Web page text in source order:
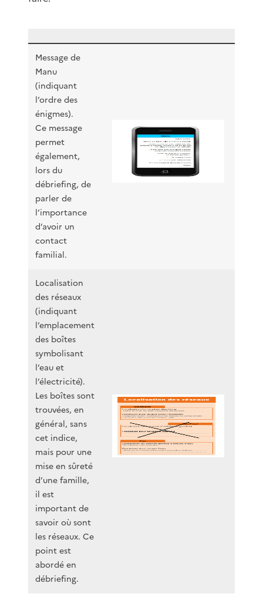
Message de
Manu
(indiquant
l’ordre des
énigmes).
Ce message
permet
également,
lors du
débriefing, de
parler de
l’importance
d’avoir un
contact
familial.
Localisation
des réseaux
(indiquant
l’emplacement
des boîtes
symbolisant
l’eau et
l’électricité).
Les boîtes sont
trouvées, en
général, sans
cet indice,
mais pour une
mise en sûreté
d’une famille,
il est
important de
savoir où sont
les réseaux. Ce
point est
abordé en
débriefing.